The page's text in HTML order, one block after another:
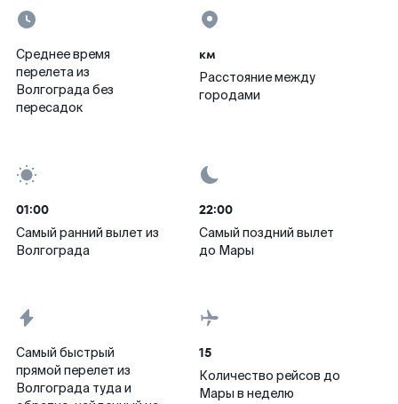
Среднее время
перелета из
Волгограда без
пересадок
км
Расстояние между
городами
01:00
Самый ранний вылет из
Волгограда
22:00
Самый поздний вылет
до Мары
Самый быстрый
прямой перелет из
Волгограда туда и
15
Количество рейсов до
Мары в неделю